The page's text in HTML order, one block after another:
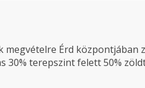
megvételre Érd központjában
terepszint felett 50%